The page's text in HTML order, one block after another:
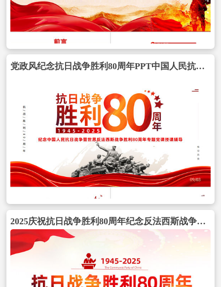
党政风纪念抗日战争胜利80周年PPT中国人民抗日战争暨世界反法西斯战争胜利80周年纪念日课件包含
2025庆祝抗日战争胜利80周年纪念反法西斯战争胜利专题党课PPT课件下载包含